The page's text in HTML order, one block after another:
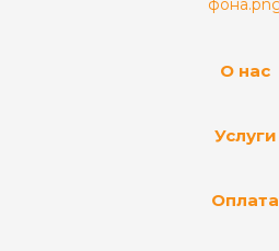
О нас
Услуги
Оплата